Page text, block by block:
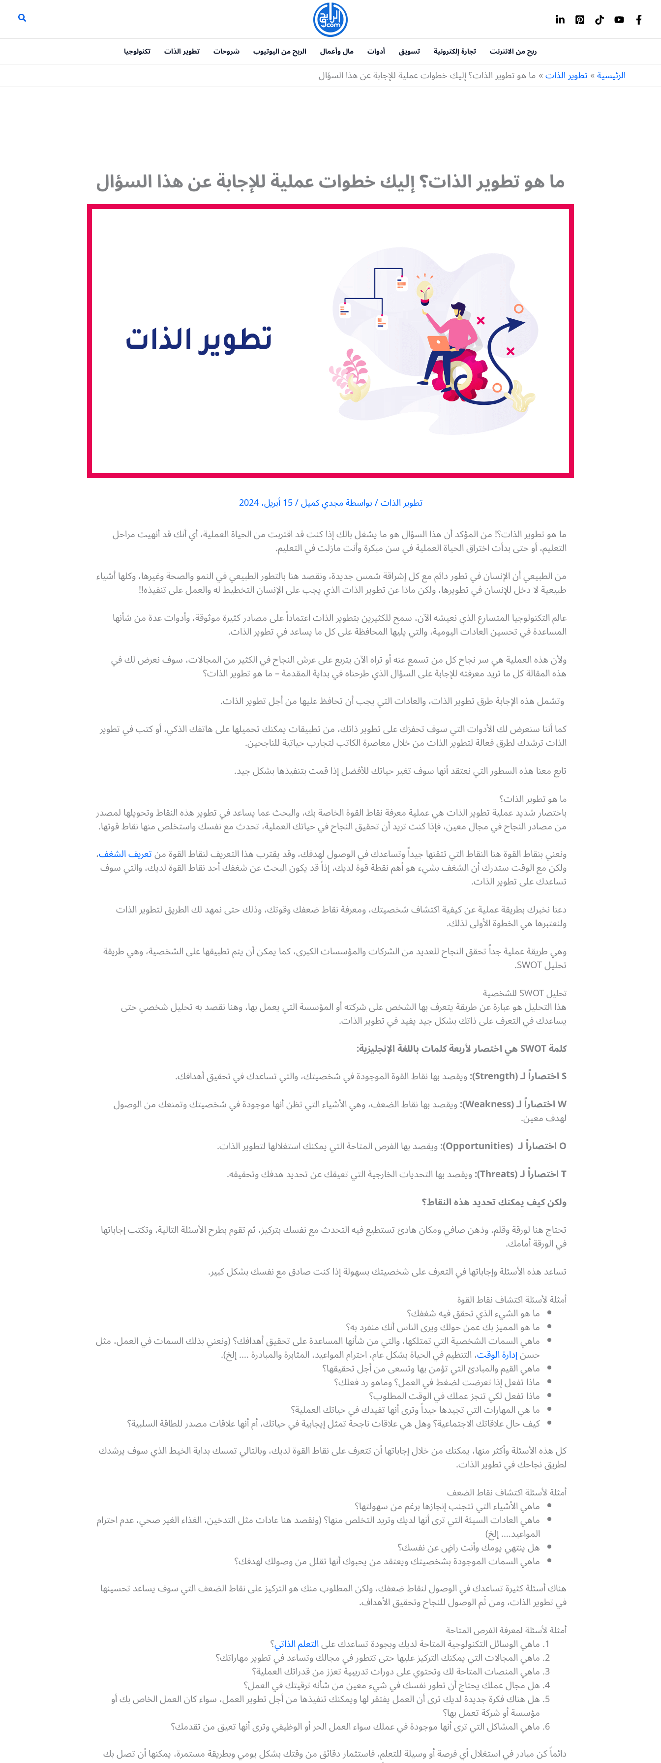
المحتوى
ربح من الانترنت تجارة إلكترونية تسويق أدوات مال وأعمال الربح من اليوتيوب شروحات تطوير الذات تكنولوجيا
الرئيسية تطوير الذات ما هو تطوير الذات؟ إليك خطوات عملية للإجابة عن هذا السؤال
ما هو تطوير الذات؟ إليك خطوات عملية للإجابة عن هذا السؤال
تطوير الذات/ بواسطةمجدي كميل/15 أبريل، 2024
ما هو تطوير الذات؟! من المؤكد أن هذا السؤال هو ما يشغل بالك إذا كنت قد اقتربت من الحياة العملية، أي أنك قد أنهيت مراحل
التعليم، أو حتى بدأت اختراق الحياة العملية في سن مبكرة وأنت مازلت في التعليم.
من الطبيعي أن الإنسان في تطور دائم مع كل إشراقة شمس جديدة، ونقصد هنا بالتطور الطبيعي في النمو والصحة وغيرها، وكلها أشياء
طبيعية لا دخل للإنسان في تطويرها، ولكن ماذا عن تطوير الذات الذي يجب على الإنسان التخطيط له والعمل على تنفيذه!!
عالم التكنولوجيا المتسارع الذي نعيشه الآن، سمح للكثيرين بتطوير الذات اعتماداً على مصادر كثيرة موثوقة، وأدوات عدة من شأنها
المساعدة في تحسين العادات اليومية، والتي يليها المحافظة على كل ما يساعد في تطوير الذات.
ولأن هذه العملية هي سر نجاح كل من تسمع عنه أو تراه الآن يتربع على عرش النجاح في الكثير من المجالات، سوف نعرض لك في
هذه المقالة كل ما تريد معرفته للإجابة على السؤال الذي طرحناه في بداية المقدمة – ما هو تطوير الذات؟
وتشمل هذه الإجابة طرق تطوير الذات، والعادات التي يجب أن تحافظ عليها من أجل تطوير الذات.
كما أننا سنعرض لك الأدوات التي سوف تحفزك على تطوير ذاتك، من تطبيقات يمكنك تحميلها على هاتفك الذكي، أو كتب في تطوير
الذات ترشدك لطرق فعالة لتطوير الذات من خلال معاصرة الكاتب لتجارب حياتية للناجحين.
تابع معنا هذه السطور التي نعتقد أنها سوف تغير حياتك للأفضل إذا قمت بتنفيذها بشكل جيد.
ما هو تطوير الذات؟
باختصار شديد عملية تطوير الذات هي عملية معرفة نقاط القوة الخاصة بك، والبحث عما يساعد في تطوير هذه النقاط وتحويلها لمصدر
من مصادر النجاح في مجال معين، فإذا كنت تريد أن تحقيق النجاح في حياتك العملية، تحدث مع نفسك واستخلص منها نقاط قوتها.
ونعني بنقاط القوة هنا النقاط التي تتقنها جيداً وتساعدك في الوصول لهدفك، وقد يقترب هذا التعريف لنقاط القوة منتعريف الشغف،
ولكن مع الوقت ستدرك أن الشغف بشيء هو أهم نقطة قوة لديك، إذاً قد يكون البحث عن شغفك أحد نقاط القوة لديك، والتي سوف
تساعدك على تطوير الذات.
دعنا نخبرك بطريقة عملية عن كيفية اكتشاف شخصيتك، ومعرفة نقاط ضعفك وقوتك، وذلك حتى نمهد لك الطريق لتطوير الذات
ولنعتبرها هي الخطوة الأولى لذلك.
وهي طريقة عملية جداً تحقق النجاح للعديد من الشركات والمؤسسات الكبرى، كما يمكن أن يتم تطبيقها على الشخصية، وهي طريقة
تحليل SWOT.
تحليل SWOT للشخصية
هذا التحليل هو عبارة عن طريقة يتعرف بها الشخص على شركته أو المؤسسة التي يعمل بها، وهنا نقصد به تحليل شخصي حتى
يساعدك في التعرف على ذاتك بشكل جيد يفيد في تطوير الذات.
كلمةSWOTهي اختصار لأربعة كلمات باللغة الإنجليزية:
S اختصاراً لـ (Strength):
ويقصد بها نقاط القوة الموجودة في شخصيتك، والتي تساعدك في تحقيق أهدافك.
W اختصاراً لـ (Weakness):
ويقصد بها نقاط الضعف، وهي الأشياء التي تظن أنها موجودة في شخصيتك وتمنعك من الوصول
لهدف معين.
O اختصاراً لـ
(Opportunitie
s):
ويقصد بها الفرص المتاحة التي يمكنك استغلالها لتطوير الذات.
T اختصاراً لـ (Threats):
ويقصد بها التحديات الخارجية التي تعيقك عن تحديد هدفك وتحقيقه.
ولكن كيف يمكنك تحديد هذه النقاط؟
تحتاج هنا لورقة وقلم، وذهن صافي ومكان هادئ تستطيع فيه التحدث مع نفسك بتركيز، ثم تقوم بطرح الأسئلة التالية، وتكتب إجاباتها
في الورقة أمامك.
تساعد هذه الأسئلة وإجاباتها في التعرف على شخصيتك بسهولة إذا كنت صادق مع نفسك بشكل كبير.
أمثلة لأسئلة اكتشاف نقاط القوة
ما هو الشيء الذي تحقق فيه شغفك؟
ما هو المميز بك عمن حولك ويرى الناس أنك منفرد به؟
ماهي السمات الشخصية التي تمتلكها، والتي من شأنها المساعدة على تحقيق أهدافك؟ (ونعني بذلك السمات في العمل، مثل
حسنإدارة الوقت، التنظيم في الحياة بشكل عام، احترام المواعيد، المثابرة والمبادرة …. إلخ).
ماهي القيم والمبادئ التي تؤمن بها وتسعى من أجل تحقيقها؟
ماذا تفعل إذا تعرضت لضغط في العمل؟ وماهو رد فعلك؟
ماذا تفعل لكي تنجز عملك في الوقت المطلوب؟
ما هي المهارات التي تجيدها جيداً وترى أنها تفيدك في حياتك العملية؟
كيف حال علاقاتك الاجتماعية؟ وهل هي علاقات ناجحة تمثل إيجابية في حياتك، أم أنها علاقات مصدر للطاقة السلبية؟
كل هذه الأسئلة وأكثر منها، يمكنك من خلال إجاباتها أن تتعرف على نقاط القوة لديك، وبالتالي تمسك بداية الخيط الذي سوف يرشدك
لطريق نجاحك في تطوير الذات.
أمثلة لأسئلة اكتشاف نقاط الضعف
ماهي الأشياء التي تتجنب إنجازها برغم من سهولتها؟
ماهي العادات السيئة التي ترى أنها لديك وتريد التخلص منها؟ (ونقصد هنا عادات مثل التدخين، الغذاء الغير صحي، عدم احترام
المواعيد…. إلخ)
هل ينتهي يومك وأنت راضٍ عن نفسك؟
ماهي السمات الموجودة بشخصيتك ويعتقد من يحبوك أنها تقلل من وصولك لهدفك؟
هناك أسئلة كثيرة تساعدك في الوصول لنقاط ضعفك، ولكن المطلوب منك هو التركيز على نقاط الضعف التي سوف يساعد تحسينها
في تطوير الذات، ومن ثَم الوصول للنجاح وتحقيق الأهداف.
أمثلة لأسئلة لمعرفة الفرص المتاحة
ماهي الوسائل التكنولوجية المتاحة لديك وبجودة تساعدك علىالتعلم الذاتي؟
ماهي المجالات التي يمكنك التركيز عليها حتى تتطور في مجالك وتساعد في تطوير مهاراتك؟
ماهي المنصات المتاحة لك وتحتوي على دورات تدريبية تعزز من قدراتك العملية؟
هل مجال عملك يحتاج أن تطور نفسك في شيء معين من شأنه ترقيتك في العمل؟
هل هناك فكرة جديدة لديك ترى أن العمل يفتقر لها ويمكنك تنفيذها من أجل تطوير العمل، سواء كان العمل الخاص بك أو
مؤسسة أو شركة تعمل بها؟
ماهي المشاكل التي ترى أنها موجودة في عملك سواء العمل الحر أو الوظيفي وترى أنها تعيق من تقدمك؟
دائماً كن مبادر في استغلال أي فرصة أو وسيلة للتعلم، فاستثمار دقائق من وقتك بشكل يومي وبطريقة مستمرة، يمكنها أن تصل بك